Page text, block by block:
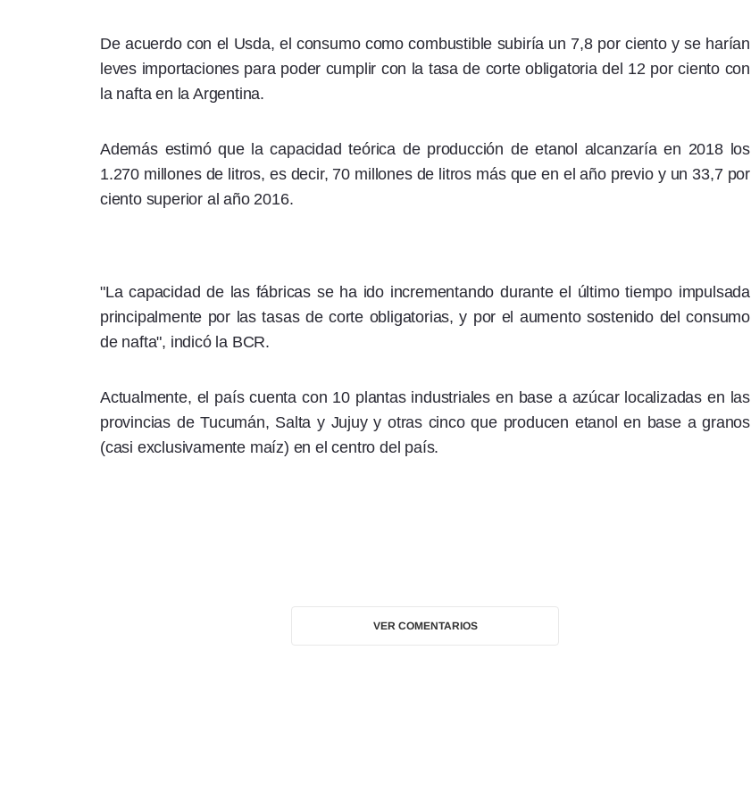
De acuerdo con el Usda, el consumo como combustible subiría un 7,8 por ciento y se harían
leves importaciones para poder cumplir con la tasa de corte obligatoria del 12 por ciento con
la nafta en la Argentina.
Además estimó que la capacidad teórica de producción de etanol alcanzaría en 2018 los
1.270 millones de litros, es decir, 70 millones de litros más que en el año previo y un 33,7 por
ciento superior al año 2016.
"La capacidad de las fábricas se ha ido incrementando durante el último tiempo impulsada
principalmente por las tasas de corte obligatorias, y por el aumento sostenido del consumo
de nafta", indicó la BCR.
Actualmente, el país cuenta con 10 plantas industriales en base a azúcar localizadas en las
provincias de Tucumán, Salta y Jujuy y otras cinco que producen etanol en base a granos
(casi exclusivamente maíz) en el centro del país.
VER COMENTARIOS